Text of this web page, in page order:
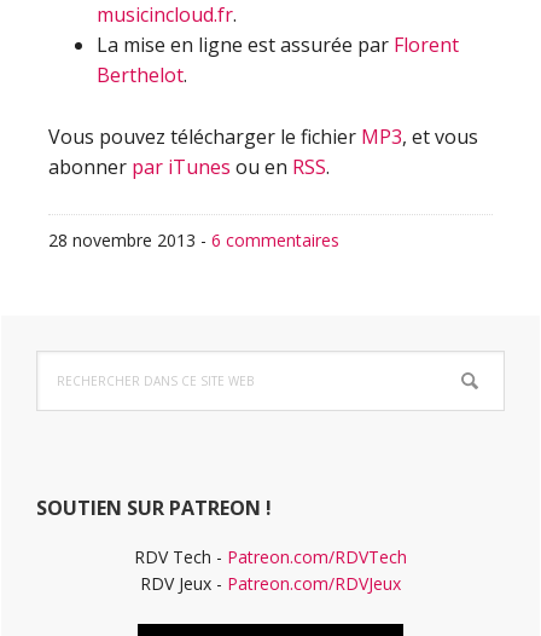
musicincloud.fr.
La mise en ligne est assurée par Florent
Berthelot.
Vous pouvez télécharger le fichier MP3, et vous
abonner par iTunes ou en RSS.
28 novembre 2013 - 6 commentaires
Barre
latérale
dans
ce
SOUTIEN SUR PATREON !
RDV Tech - Patreon.com/RDVTech
RDV Jeux - Patreon.com/RDVJeux